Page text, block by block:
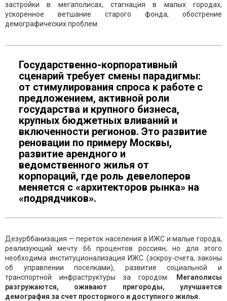
застройки в мегаполисах, стагнация в малых городах,
ускоренное ветшание старого фонда, обострение
демографических проблем.
Государственно-корпоративный
сценарий требует смены парадигмы:
от стимулирования спроса к работе с
предложением, активной роли
государства и крупного бизнеса,
крупных бюджетных вливаний и
включенности регионов. Это развитие
реновации по примеру Москвы,
развитие арендного и
ведомственного жилья от
корпораций, где роль девелоперов
меняется с «архитекторов рынка» на
«подрядчиков».
Дезурббанизация — переток населения в ИЖС и малые города,
реализующий мечту 66 процентов россиян, но для этого
необходима институционализация ИЖС (эскроу-счета, законы
об управлении поселками), развитие социальной и
транспортной инфраструктуры за городом.
Мегаполисы
разгружаются, оживают пригороды, улучшается
демография за счет просторного и доступного жилья.